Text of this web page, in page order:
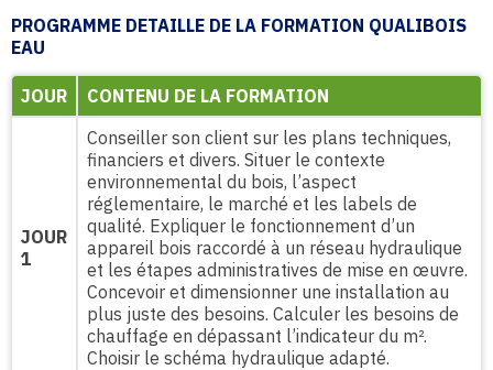
PROGRAMME DETAILLE DE LA FORMATION QUALIBOIS
EAU
JOUR CONTENU DE LA FORMATION
JOUR
1
Conseiller son client sur les plans techniques,
financiers et divers. Situer le contexte
environnemental du bois, l’aspect
réglementaire, le marché et les labels de
qualité. Expliquer le fonctionnement d’un
appareil bois raccordé à un réseau hydraulique
et les étapes administratives de mise en œuvre.
Concevoir et dimensionner une installation au
plus juste des besoins. Calculer les besoins de
chauffage en dépassant l’indicateur du m².
Choisir le schéma hydraulique adapté.